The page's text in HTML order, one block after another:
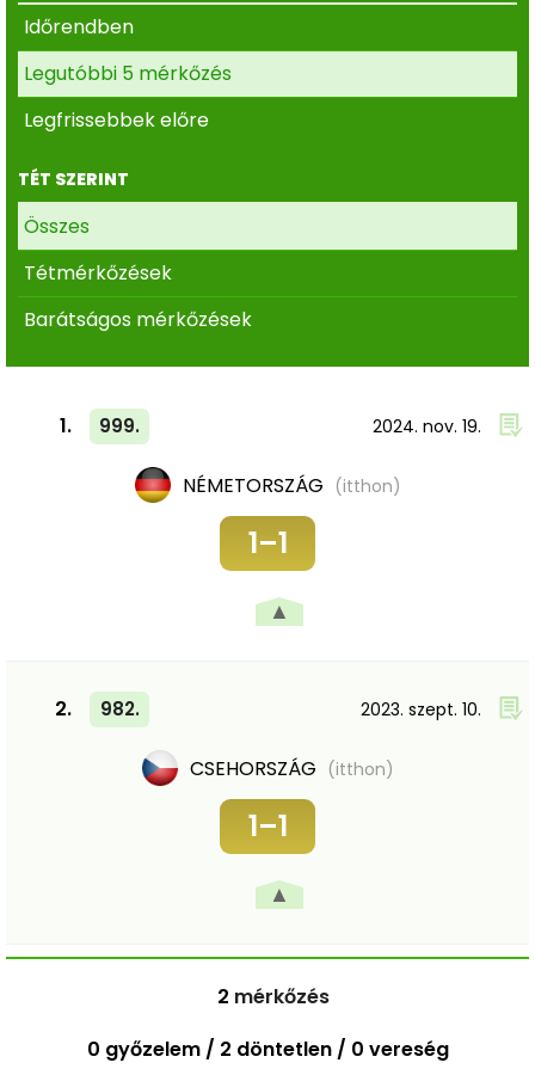
Időrendben
Legutóbbi 5 mérkőzés
Legfrissebbek előre
TÉT SZERINT
Összes
Tétmérkőzések
Barátságos mérkőzések
1. 999. 2024. nov. 19.
NÉMETORSZÁG (itthon)
1–1
▲
2. 982. 2023. szept. 10.
CSEHORSZÁG (itthon)
1–1
▲
2 mérkőzés
0 győzelem / 2 döntetlen / 0 vereség